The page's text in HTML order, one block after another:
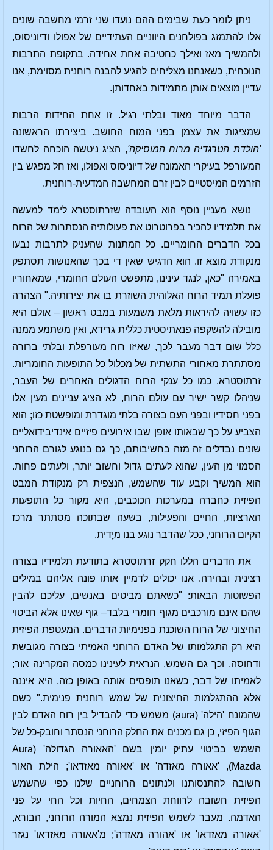
ניתן לומר כעת שבימים ההם נועדו שני זרמי מחשבה שונים
אלו להתמזג בפולחנים היווניים העתידיים של אפולו ודיוניסוס,
ולהמשיך מאז ואילך כחטיבה אחת אחידה. בתקופת התרבות
הנוכחית, כשאנחנו מצליחים להגיע להבנה רוחנית מסוימת, אנו
עדיין מוצאים אותן מתמידות באחדותן.
הדבר מיוחד מאוד ובלתי רגיל. זו אחת החידות הרבות
שמציגות את עצמן בפני המוח החושב. ביצירתו הראשונה
'הולדת הטרגדיה מרוח המוסיקה', הציג ניטשה הוכחה לחשדו
המעורפל בעיקרי האמונה של דיוניסוס ואפולו, ואז חל מפגש בין
הזרמים המיסטיים לבין זרם המחשבה המדעית-רוחנית.
נושא מעניין נוסף הוא העובדה שזרתוסטרא לימד למעשה
את תלמידיו להכיר בפרוטרוט את פעולותיה הנסתרות של הרוח
בכל הדברים החומריים. כל המתנות שהעניק לתרבות נבעו
מנקודת מוצא זו. הוא הדגיש שאין די בכך שהאנושות תסתפק
באמירה "כאן, לנגד עינינו, מתפשט העולם החומרי, שמאחוריו
פועלת תמיד הרוח האלוהית השוזרת בו את יצירותיה." הצהרה
כזו עשויה להיראות מלאת משמעות במבט ראשון – אולם היא
מובילה להשקפה פנאתיסטית כללית גרידא, ואין משתמע ממנה
כלל שום דבר מעבר לכך, שאיזו רוח מעורפלת ובלתי ברורה
מסתתרת מאחורי התשתית של מכלול כל התופעות החומריות.
זרתוסטרא, כמו כל ענקי הרוח הדגולים האחרים של העבר,
שניהלו קשר ישיר עם עולם הרוח, לא הציג עניינים מעין אלו
בפני חסידיו ובפני העם בצורה בלתי מוגדרת ומופשטת כזו; הוא
הצביע על כך שבאותו אופן שבו אירועים פיזיים אינדיבידואליים
שונים נבדלים זה מזה בחשיבותם, כך גם בנוגע לגורם הרוחני
הסמוי מן העין, שהוא לעתים גדול וחשוב יותר, ולעתים פחות.
הוא המשיך וקבע עוד שהשמש, הנצפית רק מנקודת המבט
הפיזית כחברה במערכות הכוכבים, היא מקור כל התופעות
הארציות, החיים והפעילות, בשעה שבתוכה מסתתר מרכז
הקיום הרוחני, ככל שהדבר נוגע בנו מיָדית.
את הדברים הללו חקק זרתוסטרא בתודעת תלמידיו בצורה
רצינית ובהירה. אנו יכולים לדמיין אותו פונה אליהם במילים
הפשוטות הבאות: "כשאתם מביטים באנשים, עליכם להבין
שהם אינם מורכבים מגוף חומרי בלבד– גוף שאינו אלא הביטוי
החיצוני של הרוח השוכנת בפנימיות הדברים. המעטפת הפיזית
היא רק התגלמותו של האדם הרוחני האמיתי בצורה מגובשת
ודחוסה, וכך גם השמש, הנראית לעינינו כמסה המקרינה אור;
לאמיתו של דבר, כשאנו תופסים אותה באופן כזה, היא איננה
אלא ההתגלמות החיצונית של שמש רוחנית פנימית." כשם
שהמונח 'הילה' (aura) משמש כדי להבדיל בין רוח האדם לבין
הגוף הפיזי, כן גם מכנים את החלק הרוחני הנסתר וחובק-כל של
השמש בביטוי עתיק יומין בשם 'האאורה הגדולה' (Aura
Mazda), 'אאורה מאזדה' או 'אאורה מאזדאו'; הילת האור
חשובה להתנסותנו ולנתונים הרוחניים שלנו כפי שהשמש
הפיזית חשובה לרווחת הצמחים, החיות וכל החי על פני
האדמה. מעבר לשמש הפיזית נמצא המורה הרוחני, הבורא,
'אאורה מאזדאו' או 'אהורה מאזדה'; מ'אאורה מאזדאו' נגזר